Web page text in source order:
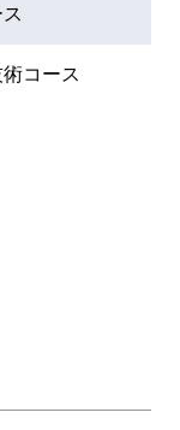
コース
ス
デザイン
コース
デザイン